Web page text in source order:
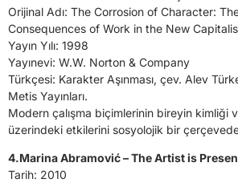
Orijinal Adı: The Corrosion of Character:
Consequences of Work in the New
Yayın Yılı: 1998
Yayınevi: W.W. Norton & Company
Türkçesi: Karakter Aşınması, çev. Alev
Metis Yayınları.
Modern çalışma biçimlerinin bireyin kimliği
üzerindeki etkilerini sosyolojik bir
4.Marina Abramović – The Artist is
Tarih: 2010